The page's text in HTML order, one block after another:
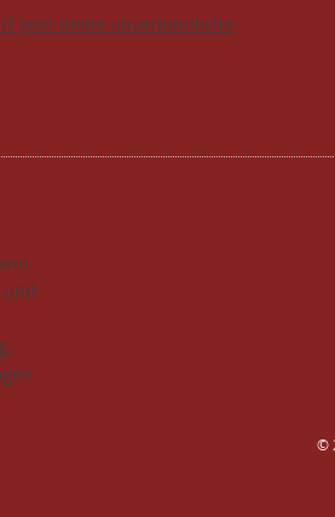
Jetzt deine unverbindliche
und
​©